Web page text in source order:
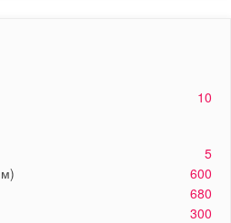
10
5
600
680
300